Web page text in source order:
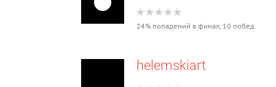
24% попадений в финал, 10 побед
helemskiart